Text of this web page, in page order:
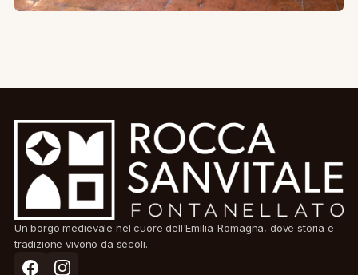
Un borgo medievale nel cuore dell'Emilia-Romagna, dove storia e
tradizione vivono da secoli.